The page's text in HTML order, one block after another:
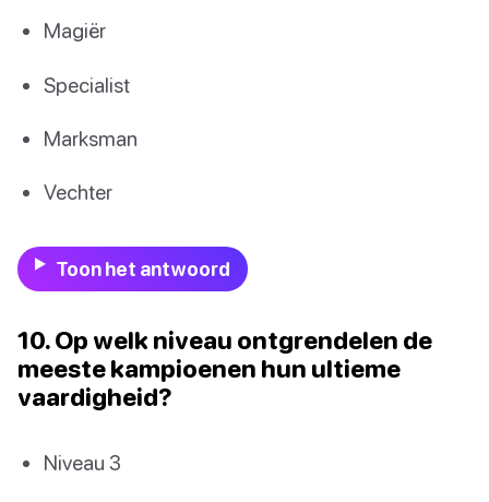
Magiër
Specialist
Marksman
Vechter
Toon het antwoord
10. Op welk niveau ontgrendelen de
meeste kampioenen hun ultieme
vaardigheid?
Niveau 3